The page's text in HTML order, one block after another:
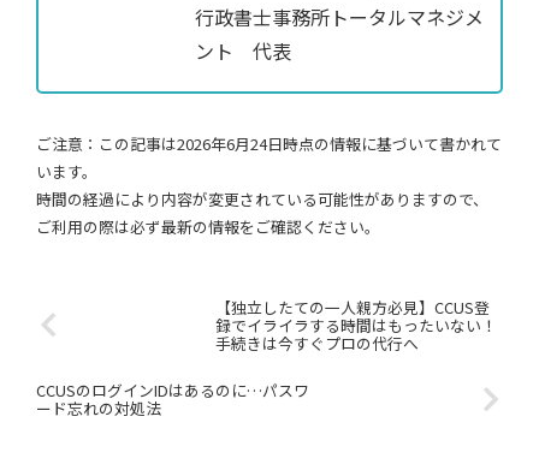
行政書士事務所トータルマネジメ
ント 代表
ご注意：この記事は2026年6月24日時点の情報に基づいて書かれて
います。
時間の経過により内容が変更されている可能性がありますので、
ご利用の際は必ず最新の情報をご確認ください。
【独立したての一人親方必見】CCUS登
録でイライラする時間はもったいない！
手続きは今すぐプロの代行へ
CCUSのログインIDはあるのに…パスワ
ード忘れの対処法